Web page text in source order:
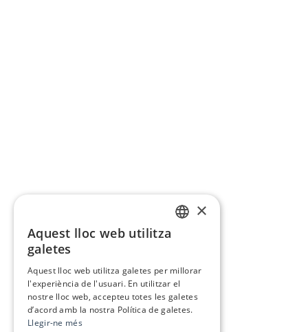
×
Aquest lloc web utilitza
galetes
Aquest lloc web utilitza galetes per millorar
l'experiència de l'usuari. En utilitzar el
nostre lloc web, accepteu totes les galetes
d’acord amb la nostra Política de galetes.
Llegir-ne més